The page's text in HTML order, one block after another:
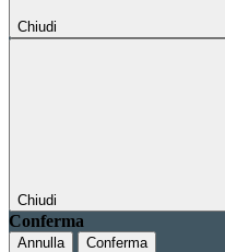
Chiudi
Chiudi
Conferma
Annulla Conferma